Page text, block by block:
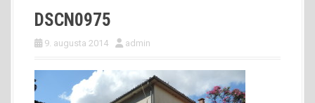
DSCN0975
9. augusta 2014 admin